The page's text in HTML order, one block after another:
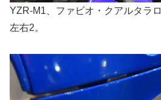
YZR-M1、ファビオ・クアルタラロ
左右2。